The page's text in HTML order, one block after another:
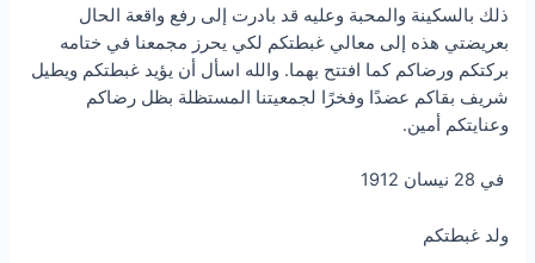
ذلك بالسكينة والمحبة وعليه قد بادرت إلى رفع واقعة الحال
بعريضتي هذه إلى معالي غبطتكم لكي يحرز مجمعنا في ختامه
بركتكم ورضاكم كما افتتح بهما. والله اسأل أن يؤيد غبطتكم ويطيل
شريف بقاكم عضدًا وفخرًا لجمعيتنا المستظلة بظل رضاكم
وعنايتكم أمين.
في 28 نيسان 1912
ولد غبطتكم